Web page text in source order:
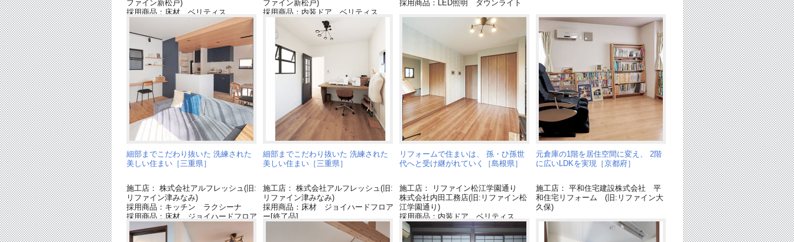
ファイン新松戸)
採用商品：床材 ベリティス
ファイン新松戸)
採用商品：内装ドア ベリティス
採用商品：床材 ベリティス
採用商品：LED照明 ダウンライト
細部までこだわり抜いた 洗練された
美しい住まい［三重県］
施工店： 株式会社アルフレッシュ(旧:
リファイン津みなみ)
採用商品：キッチン ラクシーナ
採用商品：床材 ジョイハードフロア
ー[終了品]
採用商品：カップボード
細部までこだわり抜いた 洗練された
美しい住まい［三重県］
施工店： 株式会社アルフレッシュ(旧:
リファイン津みなみ)
採用商品：床材 ジョイハードフロア
ー[終了品]
採用商品：ベリティス クラフトレー
リフォームで住まいは、 孫・ひ孫世
代へと受け継がれていく［島根県］
施工店： リファイン松江学園通り
株式会社内田工務店(旧:リファイン松
江学園通り)
採用商品：内装ドア ベリティス
採用商品：床材 ベリティス
元倉庫の1階を居住空間に変え、 2階
に広いLDKを実現［京都府］
施工店： 平和住宅建設株式会社 平
和住宅リフォーム (旧:リファイン大
久保)